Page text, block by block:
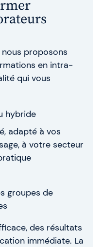
proposons
en intra-
qui vous
hybride
adapté à vos
à votre secteur
groupes de
des résultats
immédiate. La